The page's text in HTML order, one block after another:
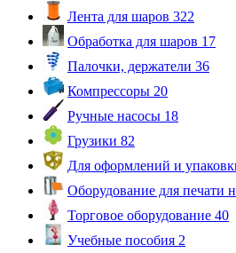
Лента для шаров 322
Обработка для шаров 17
Палочки, держатели 36
Компрессоры 20
Ручные насосы 18
Грузики 82
Для оформлений и
Оборудование для печати
Торговое оборудование 40
Учебные пособия 2